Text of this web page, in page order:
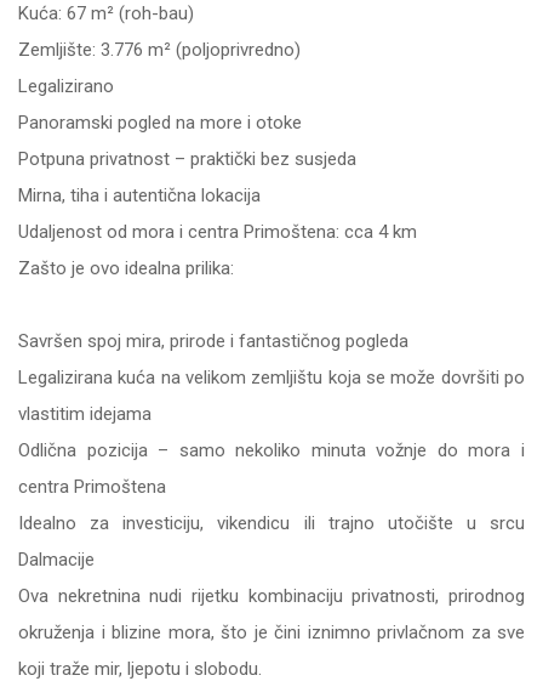
Kuća: 67 m² (roh-bau)
Zemljište: 3.776 m² (poljoprivredno)
Legalizirano
Panoramski pogled na more i otoke
Potpuna privatnost – praktički bez susjeda
Mirna, tiha i autentična lokacija
Udaljenost od mora i centra Primoštena: cca 4 km
Zašto je ovo idealna prilika:
Savršen spoj mira, prirode i fantastičnog pogleda
Legalizirana kuća na velikom zemljištu koja se može dovršiti po
vlastitim idejama
Odlična pozicija – samo nekoliko minuta vožnje do mora i
centra Primoštena
Idealno za investiciju, vikendicu ili trajno utočište u srcu
Dalmacije
Ova nekretnina nudi rijetku kombinaciju privatnosti, prirodnog
okruženja i blizine mora, što je čini iznimno privlačnom za sve
koji traže mir, ljepotu i slobodu.